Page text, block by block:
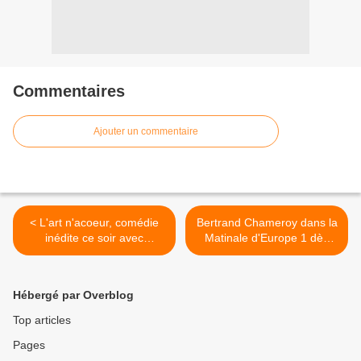
Commentaires
Ajouter un commentaire
< L'art n'acoeur, comédie
inédite ce soir avec
Georges Beller, Franck
Bertrand Chameroy dans la
Matinale d'Europe 1 dès
lundi, avec la rétro 2020
Hébergé par Overblog
Top articles
Pages